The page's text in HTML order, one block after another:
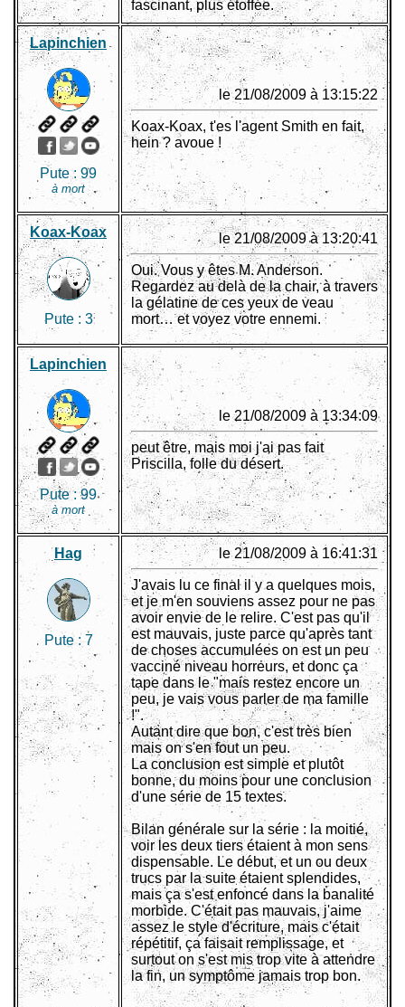
fascinant, plus étoffée.
Lapinchien
Pute : 99
à mort
le 21/08/2009 à 13:15:22
Koax-Koax, t'es l'agent Smith en fait,
hein ? avoue !
Koax-Koax
Pute : 3
le 21/08/2009 à 13:20:41
Oui. Vous y êtes M. Anderson.
Regardez au delà de la chair, à travers
la gélatine de ces yeux de veau
mort… et voyez votre ennemi.
Lapinchien
Pute :99
à mort
le 21/08/2009 à 13:34:09
peut être, mais moi j'ai pas fait
Priscilla, folle du désert.
Hag
Pute : 7
le 21/08/2009 à 16:41:31
J'avais lu ce final il y a quelques mois,
et je m'en souviens assez pour ne pas
avoir envie de le relire. C'est pas qu'il
est mauvais, juste parce qu'après tant
de choses accumulées on est un peu
vacciné niveau horreurs, et donc ça
tape dans le "mais restez encore un
peu, je vais vous parler de ma famille
!".
Autant dire que bon, c'est très bien
mais on s'en fout un peu.
La conclusion est simple et plutôt
bonne, du moins pour une conclusion
d'une série de 15 textes.
Bilan générale sur la série : la moitié,
voir les deux tiers étaient à mon sens
dispensable. Le début, et un ou deux
trucs par la suite étaient splendides,
mais ça s'est enfoncé dans la banalité
morbide. C'était pas mauvais, j'aime
assez le style d'écriture, mais c'était
répétitif, ça faisait remplissage, et
surtout on s'est mis trop vite à attendre
la fin, un symptôme jamais trop bon.